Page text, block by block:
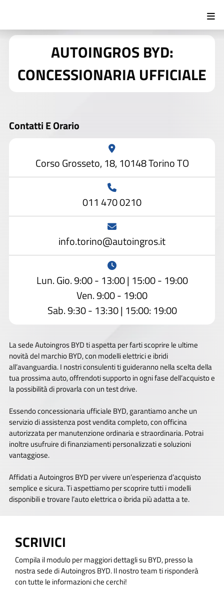
AUTOINGROS BYD:
CONCESSIONARIA UFFICIALE
Contatti E Orario
Corso Grosseto, 18, 10148 Torino TO
011 470 0210
info.torino@autoingros.it
Lun. Gio. 9:00 - 13:00 | 15:00 - 19:00
Ven. 9:00 - 19:00
Sab. 9:30 - 13:30 | 15:00: 19:00
La sede Autoingros BYD ti aspetta per farti scoprire le ultime
novità del marchio BYD, con modelli elettrici e ibridi
all’avanguardia. I nostri consulenti ti guideranno nella scelta della
tua prossima auto, offrendoti supporto in ogni fase dell’acquisto e
la possibilità di provarla con un test drive.
Essendo concessionaria ufficiale BYD, garantiamo anche un
servizio di assistenza post vendita completo, con officina
autorizzata per manutenzione ordinaria e straordinaria. Potrai
inoltre usufruire di finanziamenti personalizzati e soluzioni
vantaggiose.
Affidati a Autoingros BYD per vivere un’esperienza d’acquisto
semplice e sicura. Ti aspettiamo per scoprire tutti i modelli
disponibili e trovare l’auto elettrica o ibrida più adatta a te.
SCRIVICI
Compila il modulo per maggiori dettagli su BYD, presso la
nostra sede di Autoingros BYD. Il nostro team ti risponderà
con tutte le informazioni che cerchi!